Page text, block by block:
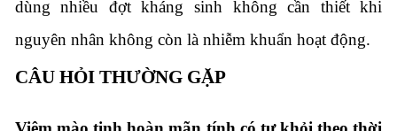
dùng nhiều đợt kháng sinh không cần thiết khi
nguyên nhân không còn là nhiễm khuẩn hoạt động.
CÂU HỎI THƯỜNG GẶP